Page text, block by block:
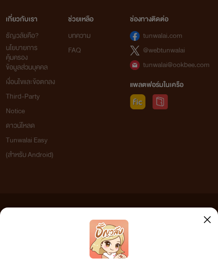
เกี่ยวกับเรา
ธัญวลัยคือ?
นโยบายการ
คุ้มครอง
ข้อมูลส่วนบุคคล
เงื่อนไขและข้อตกลง
Third-Party
Notice
ดาวน์โหลด
Tunwalai Easy
(สำหรับ Android)
ช่วยเหลือ
บทความ
FAQ
ช่องทางติดต่อ
tunwalai.com
@webtunwalai
tunwalai@ookbee.com
แพลตฟอร์มในเครือ
เว็บไซต์แห่งนี้ไม่ได้เห็นด้วยและไม่ขอรับผิดชอบต่อข้อความใดๆ ทั้งสิ้น ดังนั้นผู้อ่านทุกท่านโปรดใช้
วิจารณญาณในการกลั่นกรองด้วยตนเอง และหากท่านพบข้อความใดๆ ที่ขัดต่อกฎหมายและศีลธรรม
กรุณาแจ้งมาที่ tunwalai@ookbee.com เพื่อทีมงานจะได้ดำเนินการในทันที ทั้งนี้ ทางเว็บไซต์ขอสงวน
ลิขสิทธิ์ตามพระราชบัญญัติลิขสิทธิ์ (ฉบับเพิ่มเติม) พ.ศ.2558